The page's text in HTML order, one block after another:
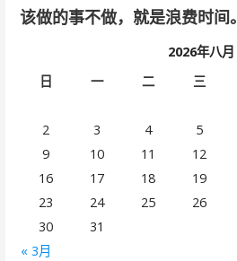
该做的事不做，就是浪费时间。
2026年八月
日
一 二 三
« 3月
2
3 4 5
9
10 11 12
16
17 18 19
23
24 25 26
30
31